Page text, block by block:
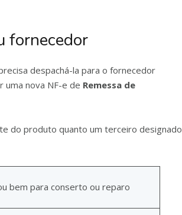
fornecedor
despachá-la para o fornecedor
nova NF-e de Remessa de
do produto quanto um terceiro designado
bem para conserto ou reparo